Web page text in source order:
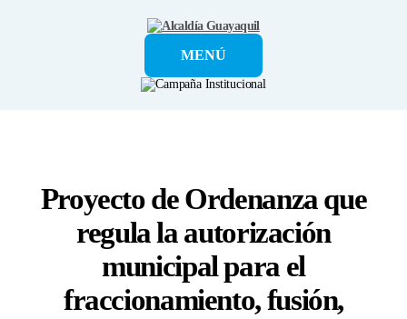
Alcaldía
GuayaquilMENÚ
Proyecto de Ordenanza que
regula la autorización
municipal para el
fraccionamiento, fusión,